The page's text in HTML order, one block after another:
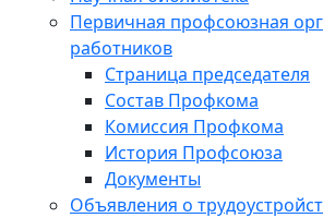
Первичная профсоюзная
работников
Страница председателя
Состав Профкома
Комиссия Профкома
История Профсоюза
Документы
Объявления о